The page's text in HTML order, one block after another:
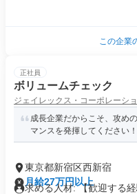
この企業
正社員
ボリュームチェック
ジェイレックス・コーポレーシ
成長企業だからこそ、攻め
マンスを発揮してください！
東京都新宿区西新宿
月給27万円以上
求める人材: 【歓迎する